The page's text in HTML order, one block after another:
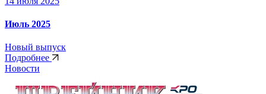
Июль 2025
Новый выпуск
Подробнее
Новости